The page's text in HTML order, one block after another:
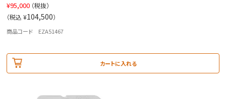
¥95,000 （税抜）
（税込 ¥104,500）
商品コード EZA51467
カートに入れる